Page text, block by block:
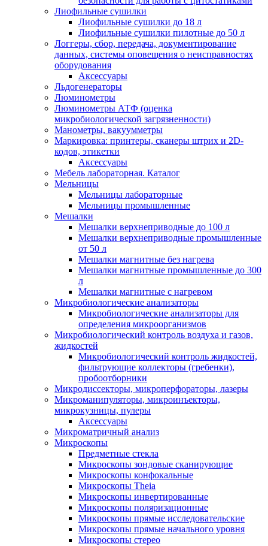
Лиофильные сушилки
Лиофильные сушилки до 18 л
Лиофильные сушилки пилотные до 50 л
Логгеры, сбор, передача, документирование
данных, системы оповещения о неисправностях
оборудования
Аксессуары
Льдогенераторы
Люминометры
Люминометры АТФ (оценка
микробиологической загрязненности)
Манометры, вакуумметры
Маркировка: принтеры, сканеры штрих и 2D-
кодов, этикетки
Аксессуары
Мебель лабораторная. Каталог
Мельницы
Мельницы лабораторные
Мельницы промышленные
Мешалки
Мешалки верхнеприводные до 100 л
Мешалки верхнеприводные промышленные
от 50 л
Мешалки магнитные без нагрева
Мешалки магнитные промышленные до 300
л
Мешалки магнитные с нагревом
Микробиологические анализаторы
Микробиологические анализаторы для
определения микроорганизмов
Микробиологический контроль воздуха и газов,
жидкостей
Микробиологический контроль жидкостей,
фильтрующие коллекторы (гребенки),
пробоотборники
Микродиссекторы, микроперфораторы, лазеры
Микроманипуляторы, микроинъекторы,
микрокузницы, пулеры
Аксессуары
Микроматричный анализ
Микроскопы
Предметные стекла
Микроскопы зондовые сканирующие
Микроскопы конфокальные
Микроскопы Theia
Микроскопы инвертированные
Микроскопы поляризационные
Микроскопы прямые исследовательские
Микроскопы прямые начального уровня
Микроскопы стерео